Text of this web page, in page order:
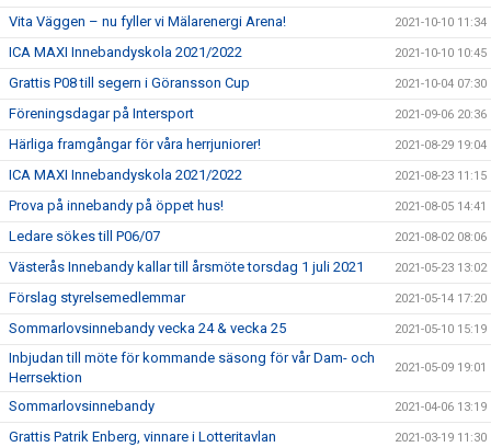
Vita Väggen – nu fyller vi Mälarenergi Arena! 2021-10-10 11:34
ICA MAXI Innebandyskola 2021/2022 2021-10-10 10:45
Grattis P08 till segern i Göransson Cup 2021-10-04 07:30
Föreningsdagar på Intersport 2021-09-06 20:36
Härliga framgångar för våra herrjuniorer! 2021-08-29 19:04
ICA MAXI Innebandyskola 2021/2022 2021-08-23 11:15
Prova på innebandy på öppet hus! 2021-08-05 14:41
Ledare sökes till P06/07 2021-08-02 08:06
Västerås Innebandy kallar till årsmöte torsdag 1 juli 2021 2021-05-23 13:02
Förslag styrelsemedlemmar 2021-05-14 17:20
Sommarlovsinnebandy vecka 24 & vecka 25 2021-05-10 15:19
Inbjudan till möte för kommande säsong för vår Dam- och
Herrsektion
2021-05-09 19:01
Sommarlovsinnebandy 2021-04-06 13:19
Grattis Patrik Enberg, vinnare i Lotteritavlan 2021-03-19 11:30